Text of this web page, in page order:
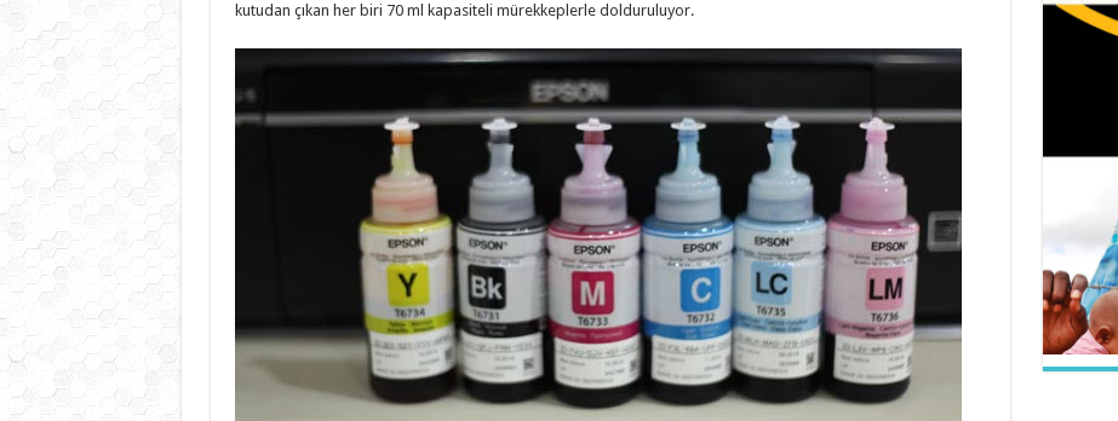
kutudan çıkan her biri 70 ml kapasiteli mürekkeplerle dolduruluyor.